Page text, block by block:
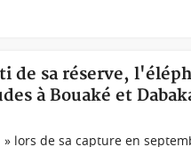
de sa réserve,
à Bouaké et
» lors de sa capture en